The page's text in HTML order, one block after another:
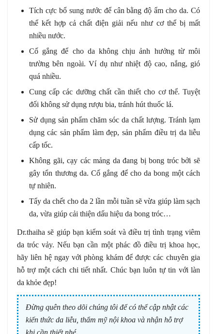
Tích cực bổ sung nước để cân bằng độ ẩm cho da. Có
thể kết hợp cả chất điện giải nếu như cơ thể bị mất
nhiều nước.
Cố gắng để cho da không chịu ảnh hưởng từ môi
trường bên ngoài. Ví dụ như nhiệt độ cao, nắng, gió
quá nhiều.
Cung cấp các dưỡng chất cần thiết cho cơ thể. Tuyệt
đối không sử dụng rượu bia, tránh hút thuốc lá.
Sử dụng sản phẩm chăm sóc da chất lượng. Tránh lạm
dụng các sản phẩm làm đẹp, sản phẩm điều trị da liễu
cấp tốc.
Không gãi, cạy các mảng da đang bị bong tróc bởi sẽ
gây tổn thương da. Cố gắng để cho da bong một cách
tự nhiên.
Tẩy da chết cho da 2 lần mỗi tuần sẽ vừa giúp làm sạch
da, vừa giúp cải thiện dấu hiệu da bong tróc…
Dr.thaiha sẽ giúp bạn kiểm soát và điều trị tình trạng viêm
da tróc vảy. Nếu bạn cần một phác đồ điều trị khoa học,
hãy liên hệ ngay với phòng khám để được các chuyên gia
hỗ trợ một cách chi tiết nhất. Chúc bạn luôn tự tin với làn
da khỏe đẹp!
Đừng quên theo dõi chúng tôi để có thể cập nhật các
kiến thức da liễu, thẩm mỹ nội khoa và nhận hỗ trợ